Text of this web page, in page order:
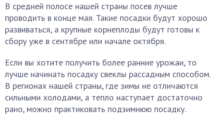
В средней полосе нашей страны посев лучше
проводить в конце мая. Такие посадки будут хорошо
развиваться, а крупные корнеплоды будут готовы к
сбору уже в сентябре или начале октября.
Если вы хотите получить более ранние урожаи, то
лучше начинать посадку свеклы рассадным способом.
В регионах нашей страны, где зимы не отличаются
сильными холодами, а тепло наступает достаточно
рано, можно практиковать подзимнюю посадку.